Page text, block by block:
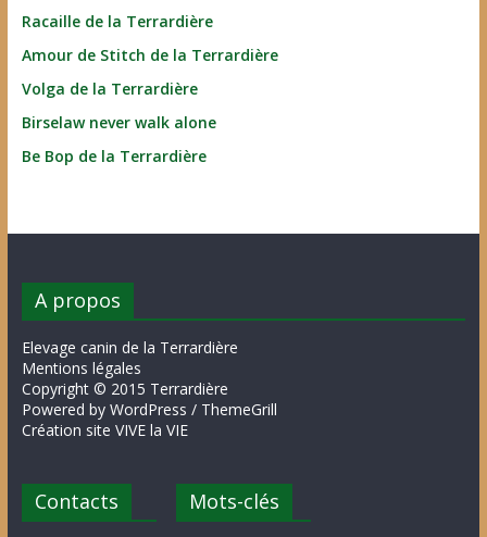
Racaille de la Terrardière
Amour de Stitch de la Terrardière
Volga de la Terrardière
Birselaw never walk alone
Be Bop de la Terrardière
A propos
Elevage canin de la Terrardière
Mentions légales
Copyright © 2015 Terrardière
Powered by WordPress / ThemeGrill
Création site VIVE la VIE
Contacts Mots-clés